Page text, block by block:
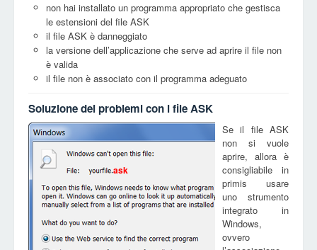
non hai installato un programma appropriato che gestisca
le estensioni del file ASK
il file ASK è danneggiato
la versione dell’applicazione che serve ad aprire il file non
è valida
il file non è associato con il programma adeguato
Soluzione dei problemi con i file ASK
ask
Se il file ASK
non si vuole
aprire, allora è
consigliabile in
primis usare
uno strumento
integrato in
Windows,
ovvero